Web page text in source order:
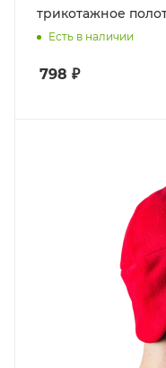
трикотажное
Есть в наличии
798 ₽